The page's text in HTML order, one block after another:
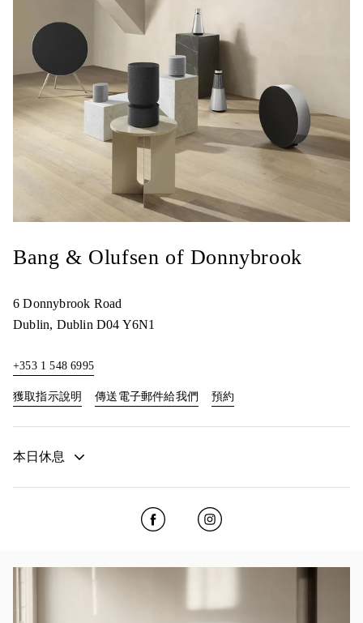
Bang & Olufsen of Donnybrook
6 Donnybrook Road
Dublin, Dublin D04 Y6N1
+353 1 548 6995
獲取指示說明 Link Opens in New Tab
傳送電子郵件給我們 預約
本日休息
Click to open Facebook
Link Opens in New Tab
Click to open Instagram
Link Opens in New Tab